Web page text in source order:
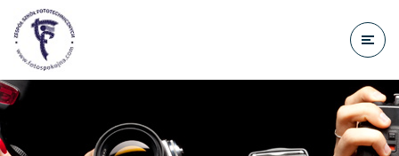
treści